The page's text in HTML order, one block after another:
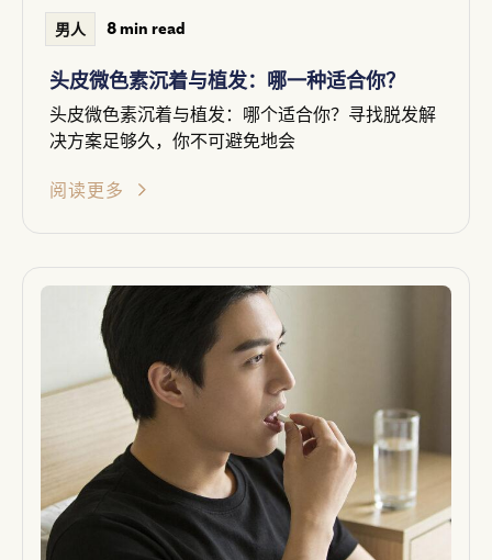
男人 8 min read
头皮微色素沉着与植发：哪一种适合你？
头皮微色素沉着与植发：哪个适合你？寻找脱发解
决方案足够久，你不可避免地会
阅读更多